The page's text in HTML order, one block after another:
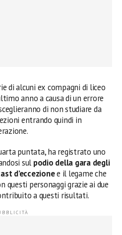
di alcuni ex compagni di liceo
anno a causa di un errore
di non studiare da
entrando quindi in
puntata, ha registrato uno
sul podio della gara degli
d’eccezionee il legame che
questi personaggi grazie ai due
a questi risultati.